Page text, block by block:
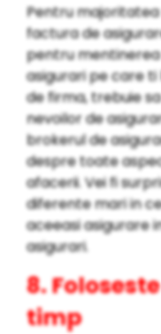
Pentru
factura de
pentru
asigurari pe care
de firma, trebuie
nevoilor de
brokerul de
despre toate
afacerii. Vei fi
diferente mari in
aceeasi asigurare
asigurari.
8.
timp